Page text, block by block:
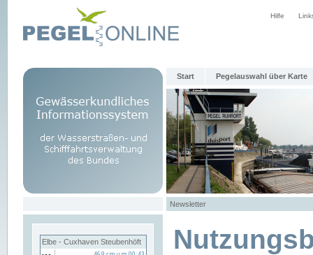
Hilfe
Start Pegelauswahl über Karte
Newsletter
Elbe - Cuxhaven Steubenhöft